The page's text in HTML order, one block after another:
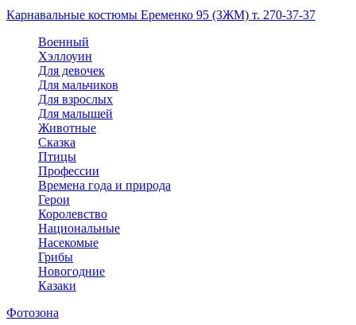
Карнавальные костюмы Еременко 95 (ЗЖМ) т. 270-37-37
Военный
Хэллоуин
Для девочек
Для мальчиков
Для взрослых
Для малышей
Животные
Сказка
Птицы
Профессии
Времена года и природа
Герои
Королевство
Национальные
Насекомые
Грибы
Новогодние
Казаки
Фотозона